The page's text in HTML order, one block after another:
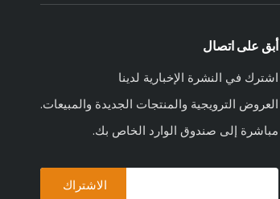
أبق على اتصال
اشترك في النشرة الإخبارية لدينا
العروض الترويجية والمنتجات الجديدة والمبيعات.
مباشرة إلى صندوق الوارد الخاص بك.
الاشتراك